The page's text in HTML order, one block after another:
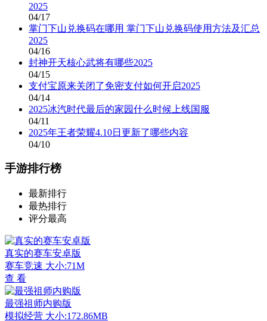
2025
04/17
掌门下山兑换码在哪用 掌门下山兑换码使用方法及汇总
2025
04/16
封神开天核心武将有哪些2025
04/15
支付宝原来关闭了免密支付如何开启2025
04/14
2025冰汽时代最后的家园什么时候上线国服
04/11
2025年王者荣耀4.10日更新了哪些内容
04/10
手游排行榜
最新排行
最热排行
评分最高
真实的赛车安卓版
赛车竞速 大小:71M
查 看
最强祖师内购版
模拟经营 大小:172.86MB